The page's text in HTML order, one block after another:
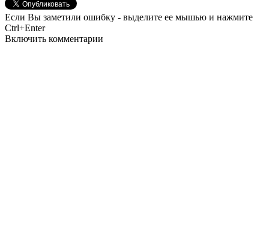
Если Вы заметили ошибку - выделите ее мышью и нажмите
Ctrl+Enter
Включить комментарии